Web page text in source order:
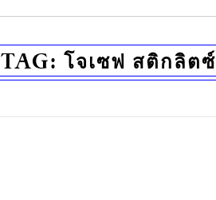
TAG: โจเซฟ สติกลิตซ์